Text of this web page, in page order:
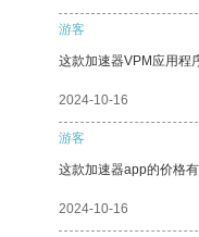
游客
这款加速器VPM应用程
2024-10-16
游客
这款加速器app的价格
2024-10-16